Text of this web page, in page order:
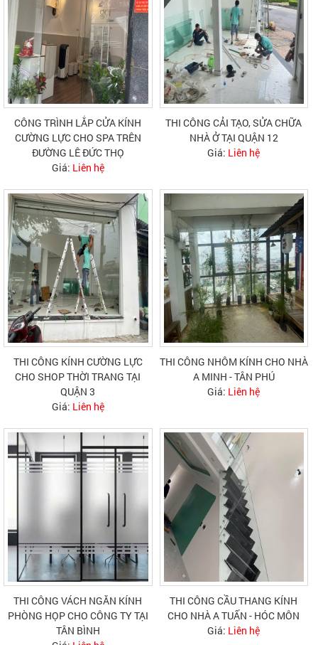
CÔNG TRÌNH LẮP CỬA KÍNH
CƯỜNG LỰC CHO SPA TRÊN
ĐƯỜNG LÊ ĐỨC THỌ
Giá: Liên hệ
THI CÔNG CẢI TẠO, SỬA CHỮA
NHÀ Ở TẠI QUẬN 12
Giá: Liên hệ
THI CÔNG KÍNH CƯỜNG LỰC
CHO SHOP THỜI TRANG TẠI
QUẬN 3
Giá: Liên hệ
THI CÔNG NHÔM KÍNH CHO NHÀ
A MINH - TÂN PHÚ
Giá: Liên hệ
THI CÔNG VÁCH NGĂN KÍNH
PHÒNG HỌP CHO CÔNG TY TẠI
TÂN BÌNH
THI CÔNG CẦU THANG KÍNH
CHO NHÀ A TUẤN - HÓC MÔN
Giá: Liên hệ